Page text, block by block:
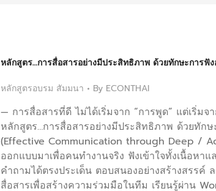
หลักสูตร…การสื่อสารอย่างมีประสิทธิภาพ ด้วยทักษะการฟัง
หลักสูตรอบรม สัมมนา
By ECONTHAI
— การสื่อสารที่ดี ไม่ได้เริ่มจาก “การพูด” แต่เริ่มจ
หลักสูตร…การสื่อสารอย่างมีประสิทธิภาพ ด้วยทักษ
(Effective Communication through Deep /
ออกแบบมาเพื่อคนทำงานจริง ฟังเข้าใจทั้งเนื้อหา
คำถามได้ตรงประเด็น ตอบสนองอย่างสร้างสรรค์
สื่อสารเพื่อสร้างความร่วมมือในทีม เรียนรู้ผ่าน